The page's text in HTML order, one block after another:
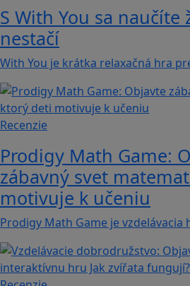
S With You sa naučíte
nestačí
With You je krátka relaxačná hra
Recenzie
Prodigy Math Game:
zábavný svet
motivuje k učeniu
Prodigy Math Game je